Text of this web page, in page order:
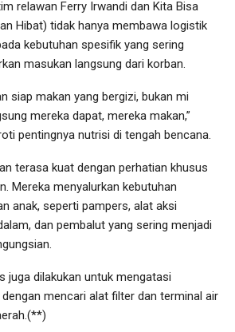
relawan Ferry Irwandi dan Kita Bisa
Hibat) tidak hanya membawa logistik
kebutuhan spesifik yang sering
masukan langsung dari korban.
siap makan yang bergizi, bukan mi
mereka dapat, mereka makan,”
pentingnya nutrisi di tengah bencana.
terasa kuat dengan perhatian khusus
Mereka menyalurkan kebutuhan
anak, seperti pampers, alat aksi
dan pembalut yang sering menjadi
juga dilakukan untuk mengatasi
mencari alat filter dan terminal air